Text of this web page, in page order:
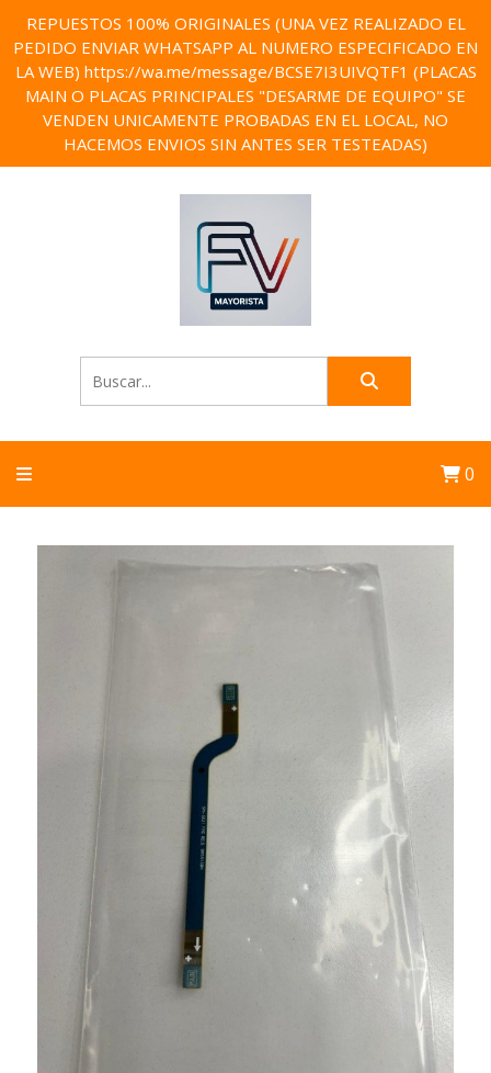
REPUESTOS 100% ORIGINALES (UNA VEZ REALIZADO EL
PEDIDO ENVIAR WHATSAPP AL NUMERO ESPECIFICADO EN
LA WEB) https://wa.me/message/BCSE7I3UIVQTF1 (PLACAS
MAIN O PLACAS PRINCIPALES "DESARME DE EQUIPO" SE
VENDEN UNICAMENTE PROBADAS EN EL LOCAL, NO
HACEMOS ENVIOS SIN ANTES SER TESTEADAS)
0